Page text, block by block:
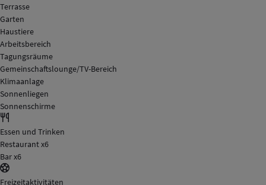
Terrasse
Garten
Haustiere
Arbeitsbereich
Tagungsräume
Gemeinschaftslounge/TV-Bereich
Klimaanlage
Sonnenliegen
Sonnenschirme
Essen und Trinken
Restaurant x6
Bar x6
Freizeitaktivitäten